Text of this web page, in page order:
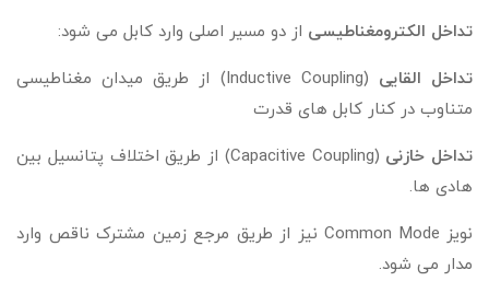
تداخل الکترومغناطیسی از دو مسیر اصلی وارد کابل می شود:
تداخل القایی
(Inductive Coupling) از طریق میدان مغناطیسی
متناوب در کنار کابل های قدرت
تداخل خازنی
(Capacitive Coupling) از طریق اختلاف پتانسیل بین
هادی ها.
نویز Common Mode نیز از طریق مرجع زمین مشترک ناقص وارد
مدار می شود.